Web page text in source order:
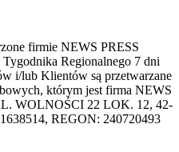
firmie NEWS PRESS
Regionalnego 7 dni
i/lub Klientów są przetwarzane
którym jest firma NEWS
WOLNOŚCI 22 LOK. 12, 42-
REGON: 240720493